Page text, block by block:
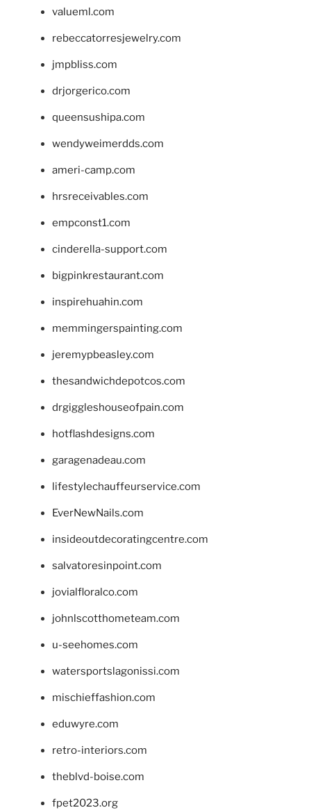
valueml.com
rebeccatorresjewelry.com
jmpbliss.com
drjorgerico.com
queensushipa.com
wendyweimerdds.com
ameri-camp.com
hrsreceivables.com
empconst1.com
cinderella-support.com
bigpinkrestaurant.com
inspirehuahin.com
memmingerspainting.com
jeremypbeasley.com
thesandwichdepotcos.com
drgiggleshouseofpain.com
hotflashdesigns.com
garagenadeau.com
lifestylechauffeurservice.com
EverNewNails.com
insideoutdecoratingcentre.com
salvatoresinpoint.com
jovialfloralco.com
johnlscotthometeam.com
u-seehomes.com
watersportslagonissi.com
mischieffashion.com
eduwyre.com
retro-interiors.com
theblvd-boise.com
fpet2023.org